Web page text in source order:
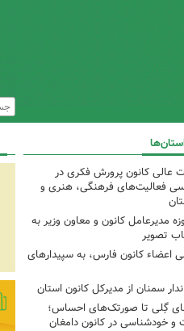
عالی کانون پرورش فکری در
فعالیت‌های فرهنگی، هنری و
مدیرعامل کانون و معاون وزیر به
تصویر
اعضاء کانون فارس، به سپیدارهای
سمنان از مدیرکل کانون استان
گِلی تا صورتک‌های احساس؛
و خودشناسی در کانون دامغان